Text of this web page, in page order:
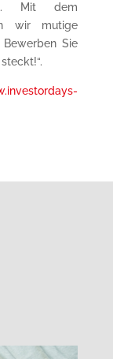
Mit dem
wir mutige
Bewerben Sie